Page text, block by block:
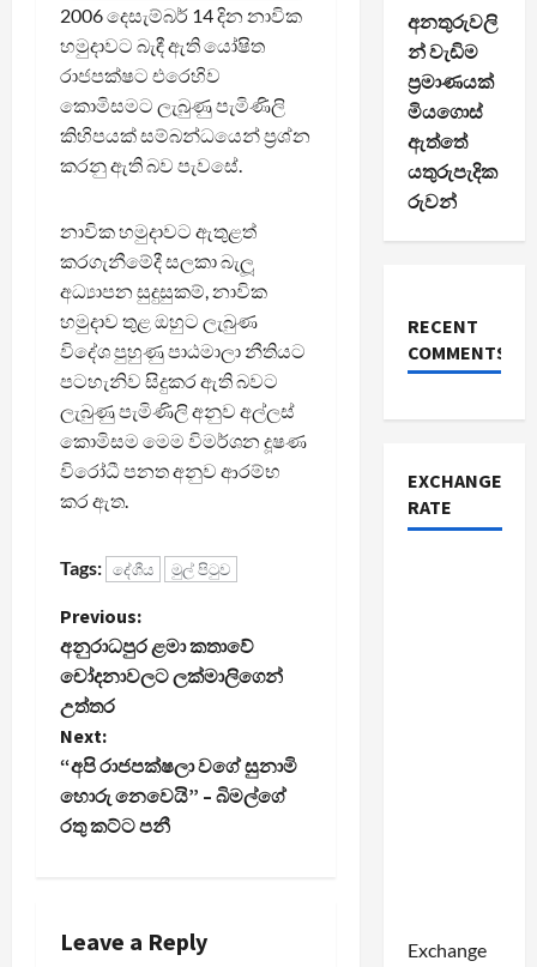
2006 දෙසැම්බර් 14 දින නාවික
හමුදාවට බැඳී ඇති යෝෂිත
රාජපක්ෂට එරෙහිව
කොමිසමට ලැබුණු පැමිණිලි
කිහිපයක් සම්බන්ධයෙන් ප්‍රශ්න
කරනු ඇති බව පැවසේ.
නාවික හමුදාවට ඇතුළත්
කරගැනීමේදී සලකා බැලූ
අධ්‍යාපන සුදුසුකම්, නාවික
හමුදාව තුළ ඔහුට ලැබුණ
විදේශ පුහුණු පාඨමාලා නීතියට
පටහැනිව සිදුකර ඇති බවට
ලැබුණු පැමිණිලි අනුව අල්ලස්
කොමිසම මෙම විමර්ශන දූෂණ
විරෝධී පනත අනුව ආරම්භ
කර ඇත.
Tags: දේශීය මුල් පිටුව
P
o
s
t
n
v
Previous:
අනුරාධපුර ළමා කතාවේ
චෝදනාවලට ලක්මාලිගෙන්
උත්තර
Next:
“අපි රාජපක්ෂලා වගේ සුනාමි
හොරු නෙවෙයි” – බිමල්ගේ
රතු කට්ට පනී
Leave a Reply
අනතුරුවලි
න් වැඩිම
ප්‍රමාණයක්
මියගොස්
ඇත්තේ
යතුරුපැදික
රුවන්
RECENT
COMMENTS
EXCHANGE
RATE
Exchange